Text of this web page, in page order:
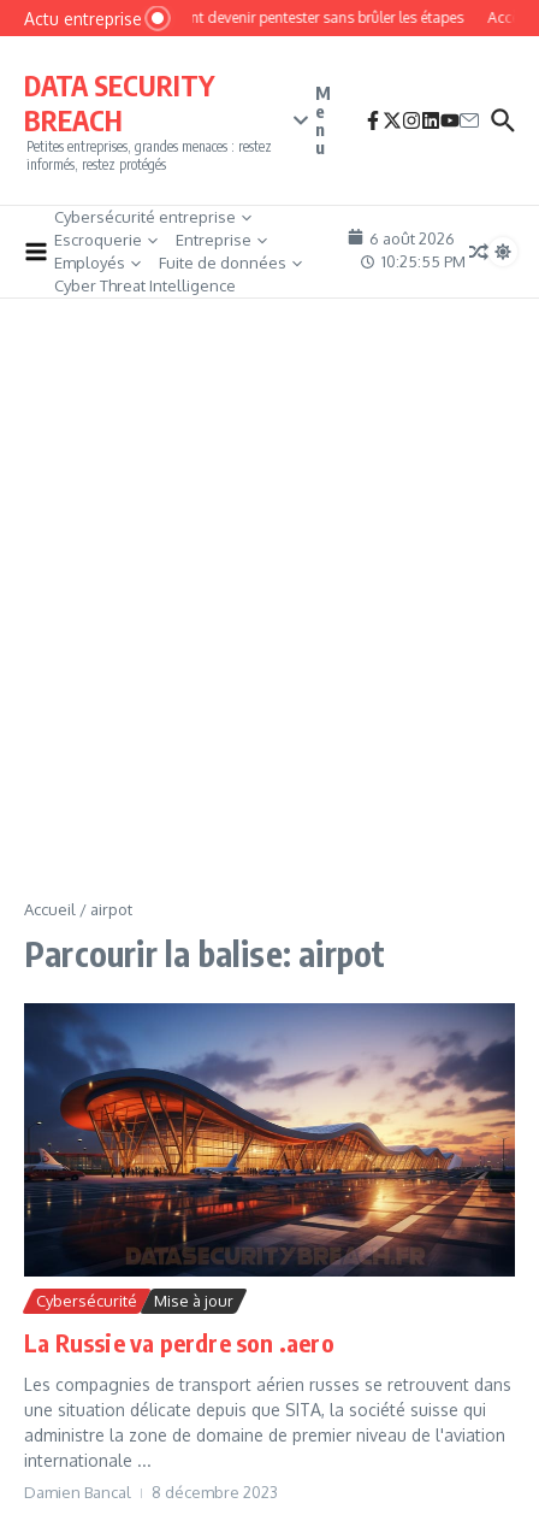
Aller au contenu
Actu entrepriseComment devenir pentester sans brûler les étapes Accès
DATA SECURITY
BREACH
Petites entreprises, grandes menaces : restez
informés, restez protégés
M
e
n
u
Cybersécurité entreprise
Escroquerie
Entreprise
Employés
Fuite de données
Cyber Threat Intelligence
6 août 2026
10:25:55 PM
Accueil / airpot
Parcourir la balise: airpot
Cybersécurité Mise à jour
La Russie va perdre son .aero
Les compagnies de transport aérien russes se retrouvent dans
une situation délicate depuis que SITA, la société suisse qui
administre la zone de domaine de premier niveau de l'aviation
internationale ...
Damien Bancal 8 décembre 2023